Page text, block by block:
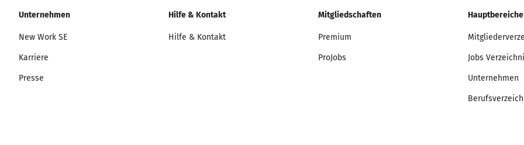
Unternehmen
New Work SE
Karriere
Presse
Hilfe & Kontakt
Hilfe & Kontakt
Mitgliedschaften
Premium
ProJobs
Hauptbereiche
Jobs
Unternehmen